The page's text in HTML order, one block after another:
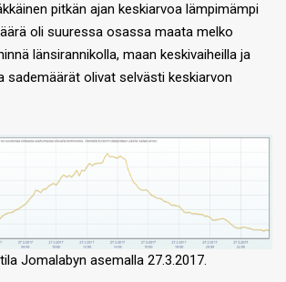
pitkän ajan keskiarvoa lämpimämpi
oli suuressa osassa maata melko
länsirannikolla, maan keskivaiheilla ja
sademäärät olivat selvästi keskiarvon
Jomalabyn asemalla 27.3.2017.